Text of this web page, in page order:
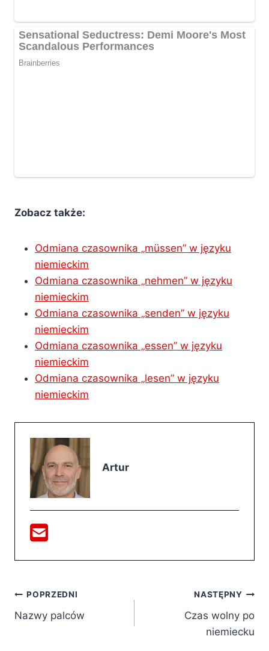
Zobacz także:
Odmiana czasownika „müssen” w języku
niemieckim
Odmiana czasownika „nehmen” w języku
niemieckim
Odmiana czasownika „senden” w języku
niemieckim
Odmiana czasownika „essen” w języku
niemieckim
Odmiana czasownika „lesen” w języku
niemieckim
Artur
Nawigacja
wpisu
POPRZEDNI
Nazwy palców
NASTĘPNY
Czas wolny po
niemiecku